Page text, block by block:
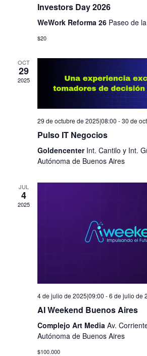
Investors Day 2026
WeWork Reforma 26 Paseo de
$20
OCT
29
2025
29 de octubre de 2025|08:00 -30 de
Pulso IT Negocios
Goldencenter Int. Cantilo y Int.
Autónoma de Buenos Aires
JUL
4
2025
4 de julio de 2025|09:00 -6 de julio de
AI Weekend Buenos Aires
Complejo Art Media Av.
Autónoma de Buenos Aires
$100.000